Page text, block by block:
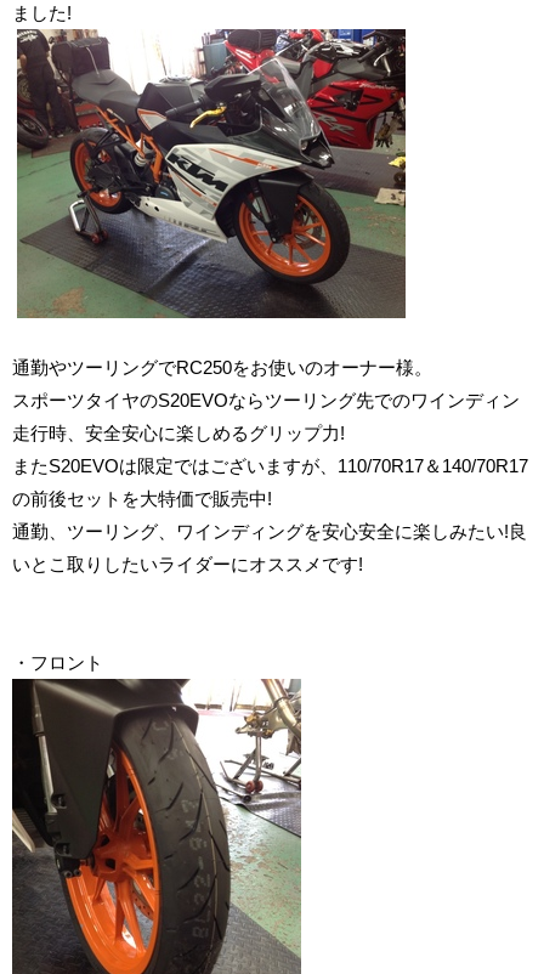
ました!
通勤やツーリングでRC250をお使いのオーナー様。
スポーツタイヤのS20EVOならツーリング先でのワインディン
走行時、安全安心に楽しめるグリップ力!
またS20EVOは限定ではございますが、110/70R17＆140/70R17
の前後セットを大特価で販売中!
通勤、ツーリング、ワインディングを安心安全に楽しみたい!良
いとこ取りしたいライダーにオススメです!
・フロント